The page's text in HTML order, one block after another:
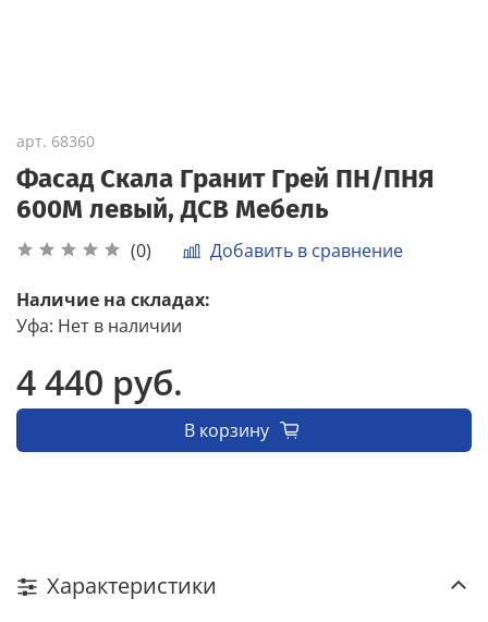
арт. 68360
Фасад Скала Гранит Грей ПН/ПНЯ
600М левый, ДСВ Мебель
(0) Добавить в сравнение
Наличие на складах:
Уфа: Нет в наличии
4 440 руб.
В корзину
Характеристики